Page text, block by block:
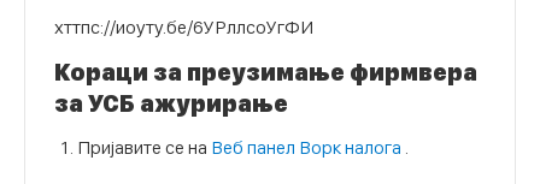
хттпс://иоуту.бе/6УРллсоУгФИ
Кораци за преузимање фирмвера
за УСБ ажурирање
Пријавите се на Веб панел Ворк налога .